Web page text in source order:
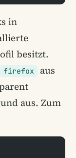
in
besitzt.
firefox
aus
aus. Zum